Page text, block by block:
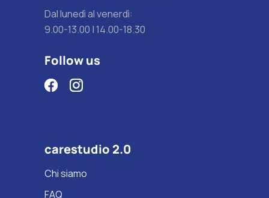
Dal lunedì al venerdì:
9.00-13.00 | 14.00-18.30
Follow us
carestudio 2.0
Chi siamo
FAQ